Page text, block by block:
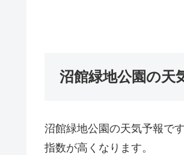
沼館緑地公園の天
沼館緑地公園の天気予報で
指数が高くなります。